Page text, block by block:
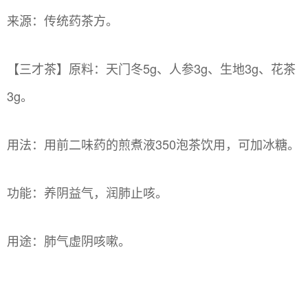
来源：传统药茶方。
【三才茶】原料：天门冬5g、人参3g、生地3g、花茶
3g。
用法：用前二味药的煎煮液350泡茶饮用，可加冰糖。
功能：养阴益气，润肺止咳。
用途：肺气虚阴咳嗽。